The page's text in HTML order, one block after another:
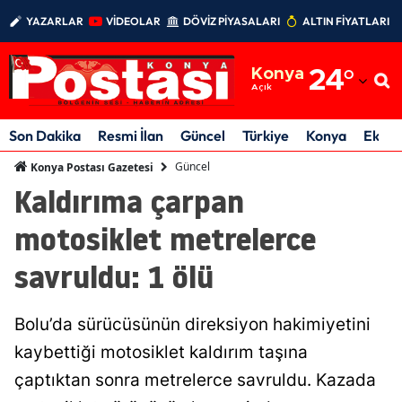
YAZARLAR VİDEOLAR DÖVİZ PİYASALARI ALTIN FİYATLARI
Konya
Açık 24°
Adıyaman
Afyonkarahisar
Ankara
Aydın
Balıkesir
Son Dakika Resmi İlan Güncel Türkiye Konya
Konya Postası Gazetesi Güncel
Kaldırıma çarpan
motosiklet metrelerce
savruldu: 1 ölü
Bolu’da sürücüsünün direksiyon hakimiyetini
kaybettiği motosiklet kaldırım taşına
çaptıktan sonra metrelerce savruldu. Kazada